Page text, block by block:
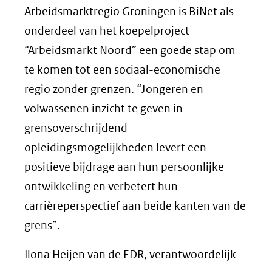
Arbeidsmarktregio Groningen is BiNet als
onderdeel van het koepelproject
“Arbeidsmarkt Noord” een goede stap om
te komen tot een sociaal-economische
regio zonder grenzen. “Jongeren en
volwassenen inzicht te geven in
grensoverschrijdend
opleidingsmogelijkheden levert een
positieve bijdrage aan hun persoonlijke
ontwikkeling en verbetert hun
carrièreperspectief aan beide kanten van de
grens”.
Ilona Heijen van de EDR, verantwoordelijk